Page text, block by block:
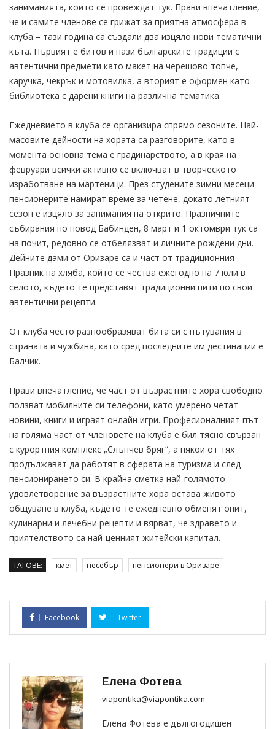
заниманията, които се провеждат тук. Прави впечатление,
че и самите членове се грижат за приятна атмосфера в
клуба – тази година са създали два изцяло нови тематични
къта. Първият е битов и пази българските традиции с
автентични предмети като макет на черешово топче,
каручка, чекрък и мотовилка, а вторият е оформен като
библиотека с дарени книги на различна тематика.
Ежедневието в клуба се организира спрямо сезоните. Най-
масовите дейности на хората са разговорите, като в
момента основна тема е градинарството, а в края на
февруари всички активно се включват в творческото
изработване на мартеници. През студените зимни месеци
пенсионерите намират време за четене, докато летният
сезон е изцяло за занимания на открито. Празничните
събирания по повод Бабинден, 8 март и 1 октомври тук са
на почит, редовно се отбелязват и личните рождени дни.
Дейните дами от Оризаре са и част от традиционния
Празник на хляба, който се чества ежегодно на 7 юли в
селото, където те представят традиционни пити по свои
автентични рецепти.
От клуба често разнообразяват бита си с пътувания в
страната и чужбина, като сред последните им дестинации е
Балчик.
Прави впечатление, че част от възрастните хора свободно
ползват мобилните си телефони, като умерено четат
новини, книги и играят онлайн игри. Професионалният път
на голяма част от членовете на клуба е бил тясно свързан
с курортния комплекс „Слънчев бряг“, а някои от тях
продължават да работят в сферата на туризма и след
пенсионирането си. В крайна сметка най-голямото
удовлетворение за възрастните хора остава живото
общуване в клуба, където те ежедневно обменят опит,
кулинарни и лечебни рецепти и вярват, че здравето и
приятелството са най-ценният житейски капитал.
ТАГОВЕ: кмет несебър пенсионери в Оризаре
Facebook Twitter
Елена Фотева
viapontika@viapontika.com
Елена Фотева е дългогодишен